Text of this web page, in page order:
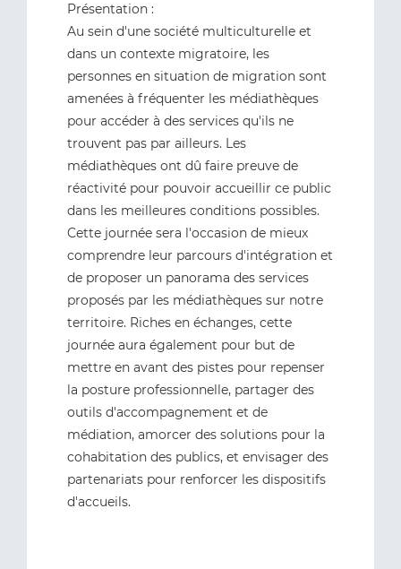
Présentation :
Au sein d'une société multiculturelle et
dans un contexte migratoire, les
personnes en situation de migration sont
amenées à fréquenter les médiathèques
pour accéder à des services qu'ils ne
trouvent pas par ailleurs. Les
médiathèques ont dû faire preuve de
réactivité pour pouvoir accueillir ce public
dans les meilleures conditions possibles.
Cette journée sera l'occasion de mieux
comprendre leur parcours d'intégration et
de proposer un panorama des services
proposés par les médiathèques sur notre
territoire. Riches en échanges, cette
journée aura également pour but de
mettre en avant des pistes pour repenser
la posture professionnelle, partager des
outils d'accompagnement et de
médiation, amorcer des solutions pour la
cohabitation des publics, et envisager des
partenariats pour renforcer les dispositifs
d'accueils.